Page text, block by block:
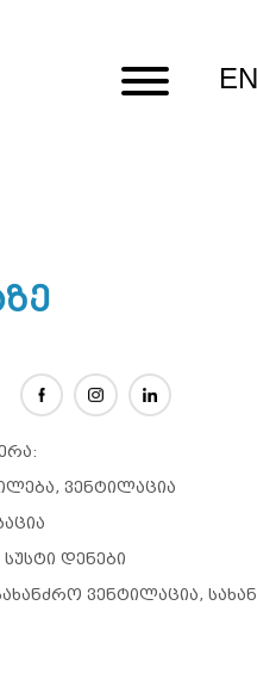
ᲛთავარიEN
ვენტილაცია
დენები
ვენტილაცია,